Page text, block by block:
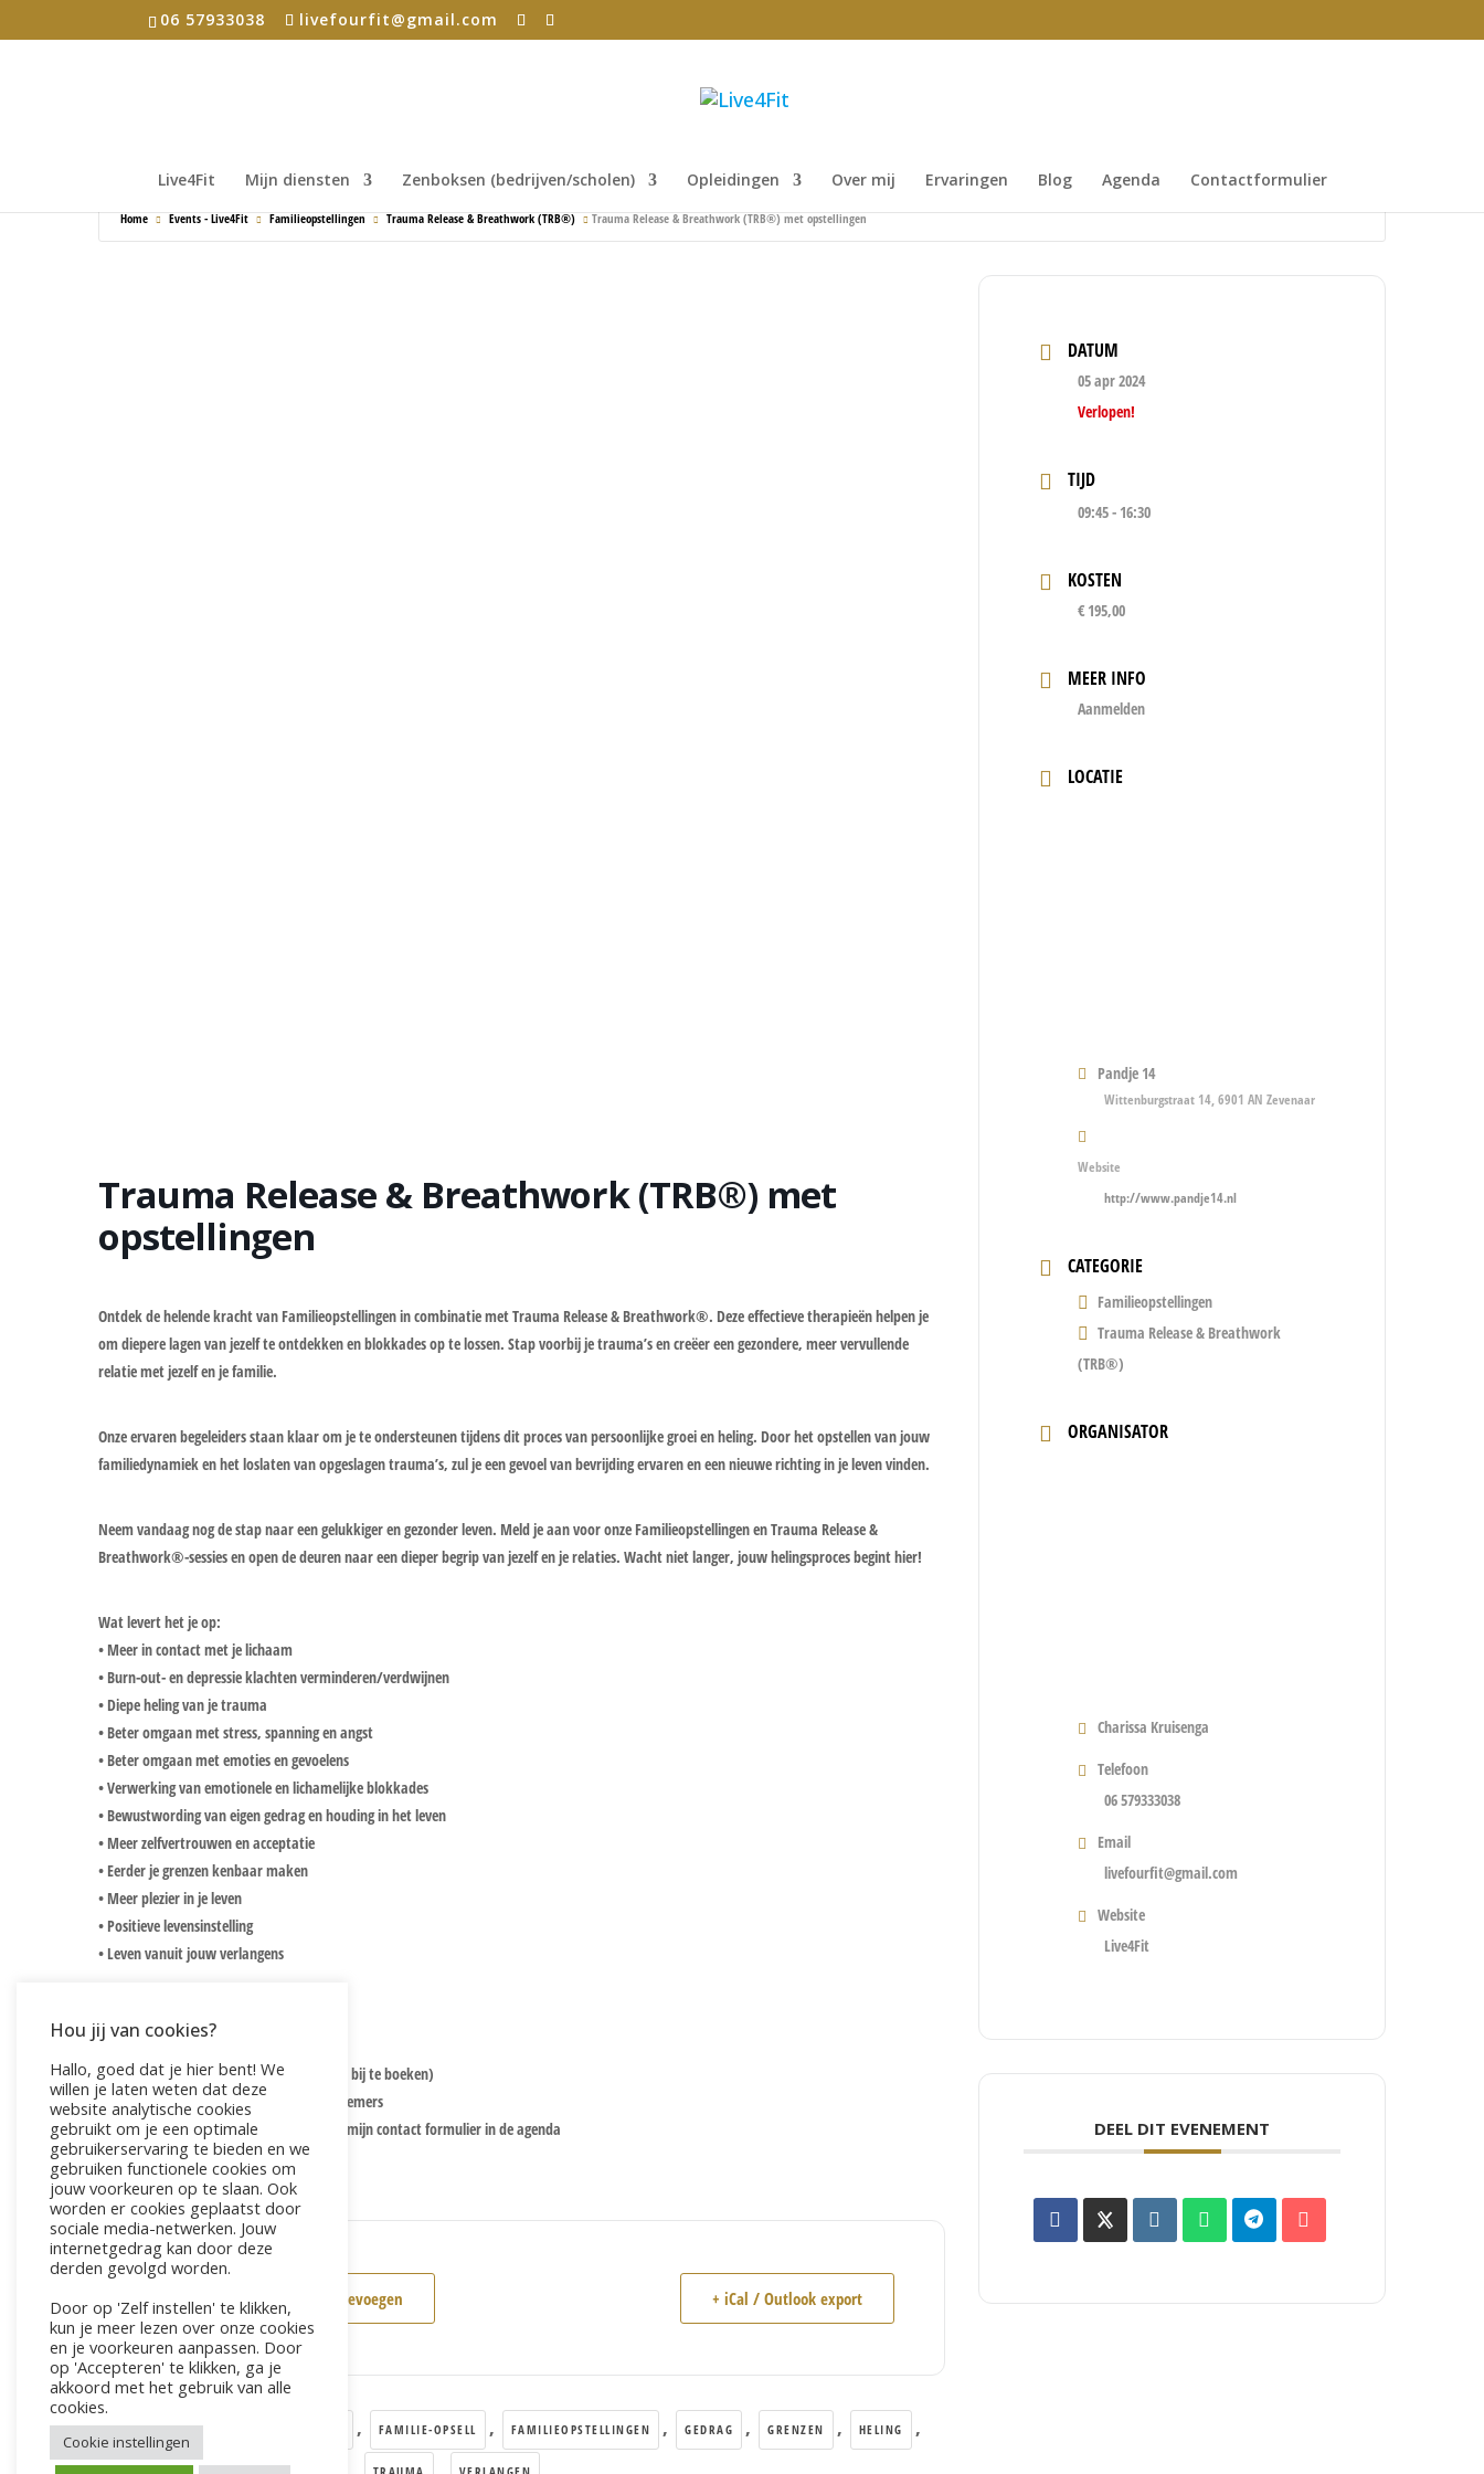
06 57933038 livefourfit@gmail.com
Live4Fit Mijn diensten Zenboksen (bedrijven/scholen) Opleidingen Over mij Ervaringen Blog Agenda Contactformulier
Home Events - Live4Fit Familieopstellingen Trauma Release & Breathwork (TRB®) Trauma Release & Breathwork (TRB®) met opstellingen
Trauma Release & Breathwork (TRB®) met
opstellingen
Ontdek de helende kracht van Familieopstellingen in combinatie met Trauma Release & Breathwork®. Deze effectieve therapieën helpen je
om diepere lagen van jezelf te ontdekken en blokkades op te lossen. Stap voorbij je trauma’s en creëer een gezondere, meer vervullende
relatie met jezelf en je familie.
Onze ervaren begeleiders staan klaar om je te ondersteunen tijdens dit proces van persoonlijke groei en heling. Door het opstellen van jouw
familiedynamiek en het loslaten van opgeslagen trauma’s, zul je een gevoel van bevrijding ervaren en een nieuwe richting in je leven vinden.
Neem vandaag nog de stap naar een gelukkiger en gezonder leven. Meld je aan voor onze Familieopstellingen en Trauma Release &
Breathwork®-sessies en open de deuren naar een dieper begrip van jezelf en je relaties. Wacht niet langer, jouw helingsproces begint hier!
Wat levert het je op:
• Meer in contact met je lichaam
• Burn-out- en depressie klachten verminderen/verdwijnen
• Diepe heling van je trauma
• Beter omgaan met stress, spanning en angst
• Beter omgaan met emoties en gevoelens
• Verwerking van emotionele en lichamelijke blokkades
• Bewustwording van eigen gedrag en houding in het leven
• Meer zelfvertrouwen en acceptatie
• Eerder je grenzen kenbaar maken
• Meer plezier in je leven
• Positieve levensinstelling
• Leven vanuit jouw verlangens
Praktische gegevens:
Locatie: Pandje 14 Zevenaar
Kosten: 195,00, exclusief lunch (voor 15,00 bij te boeken)
Aantal deelnemers: Er is plek voor 8 deelnemers
Aanmelden:livefourfit@gmail.com of via mijn contact formulier in de agenda
+ Aan Google Kalender toevoegen + iCal / Outlook export
Tags: BLOKKADES , FAMILIE-OPSELL , FAMILIEOPSTELLINGEN , GEDRAG , GRENZEN , HELING ,
DATUM
05 apr 2024
Verlopen!
TIJD
09:45 - 16:30
KOSTEN
€ 195,00
MEER INFO
Aanmelden
LOCATIE
Pandje 14
Wittenburgstraat 14, 6901 AN Zevenaar
Website
http://www.pandje14.nl
CATEGORIE
Familieopstellingen
Trauma Release & Breathwork
(TRB®)
ORGANISATOR
Charissa Kruisenga
Telefoon
06 579333038
Email
livefourfit@gmail.com
Website
Live4Fit
DEEL DIT EVENEMENT
Hou jij van cookies?
Hallo, goed dat je hier bent! We
willen je laten weten dat deze
website analytische cookies
gebruikt om je een optimale
gebruikerservaring te bieden en we
gebruiken functionele cookies om
jouw voorkeuren op te slaan. Ook
worden er cookies geplaatst door
sociale media-netwerken. Jouw
internetgedrag kan door deze
derden gevolgd worden.
Door op 'Zelf instellen' te klikken,
kun je meer lezen over onze cookies
en je voorkeuren aanpassen. Door
op 'Accepteren' te klikken, ga je
akkoord met het gebruik van alle
cookies.
Cookie instellingen